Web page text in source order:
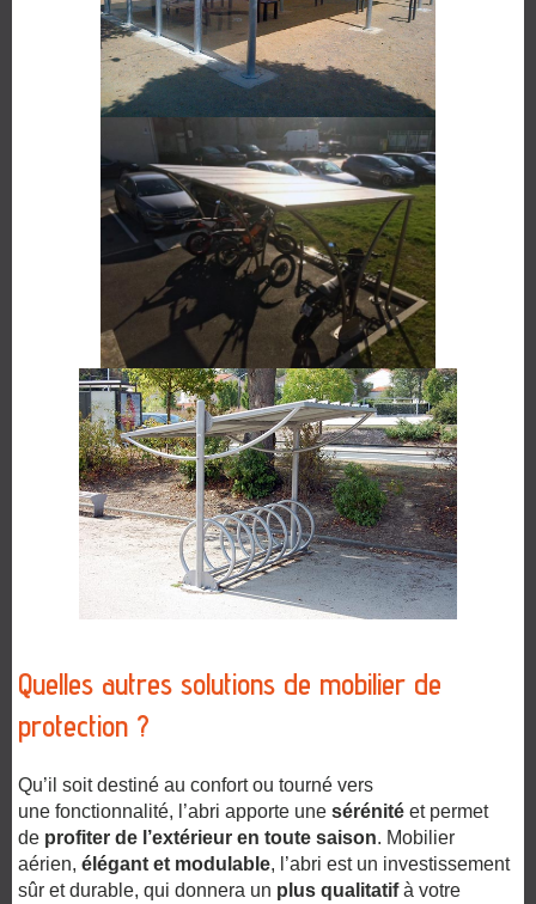
Quelles autres solutions de mobilier de
protection ?
Qu’il soit destiné au confort ou tourné vers
une fonctionnalité, l’abri apporte une sérénité et permet
de profiter de l’extérieur en toute saison. Mobilier
aérien, élégant et modulable, l’abri est un investissement
sûr et durable, qui donnera un plus qualitatifà votre